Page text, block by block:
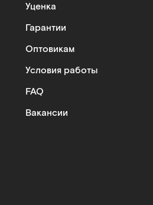
Уценка
Гарантии
Оптовикам
Условия работы
FAQ
Вакансии